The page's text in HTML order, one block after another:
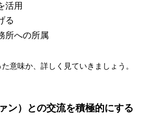
活用
る
所への所属
意味か、詳しく見ていきましょう。
ン）との交流を積極的にする